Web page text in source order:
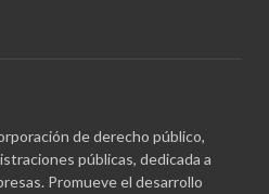
de derecho público,
públicas, dedicada a
Promueve el desarrollo